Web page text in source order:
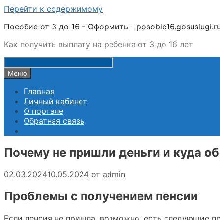
Перейти к содержимому
Пособие от 3 до 16 - Оформить - posobie16.gosuslugi.ru
Как получить выплату на ребенка от 3 до 16 лет
Меню
Главная
Личный кабинет
О портале
Обратная связь
Почему не пришли деньги и куда
02.03.202410.05.2024 от admin
Проблемы с получением пенсии
Если пенсия не пришла, возможно, есть следующие